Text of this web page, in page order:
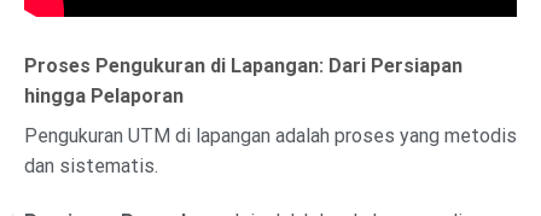
Proses Pengukuran di Lapangan: Dari Persiapan
hingga Pelaporan
Pengukuran UTM di lapangan adalah proses yang metodis
dan sistematis.